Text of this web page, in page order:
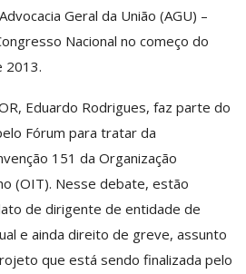
Geral da União (AGU) –
Nacional no começo do
2013.
Eduardo Rodrigues, faz parte do
Fórum para tratar da
151 da Organização
(OIT). Nesse debate, estão
de dirigente de entidade de
e ainda direito de greve, assunto
que está sendo finalizada pelo